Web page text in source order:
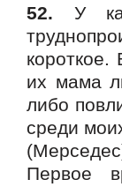
52. У
их мама
либо
среди
Первое